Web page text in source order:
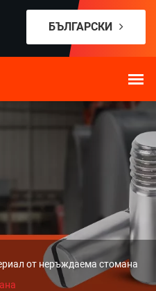
БЪЛГАРСКИ
от неръждаема стомана